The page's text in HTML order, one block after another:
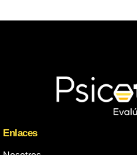
Enlaces